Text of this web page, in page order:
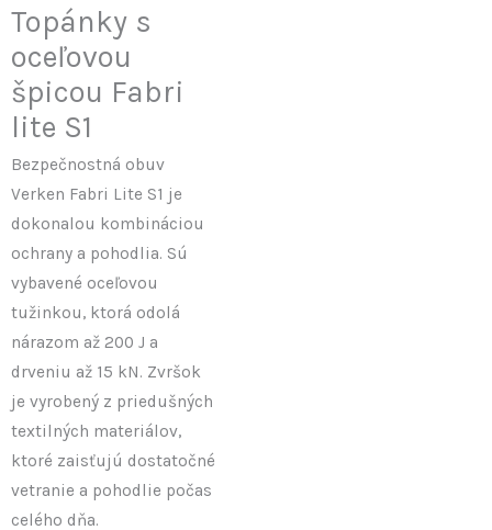
Topánky s
oceľovou
špicou Fabri
lite S1
Bezpečnostná obuv
Verken Fabri Lite S1 je
dokonalou kombináciou
ochrany a pohodlia. Sú
vybavené oceľovou
tužinkou, ktorá odolá
nárazom až 200 J a
drveniu až 15 kN. Zvršok
je vyrobený z priedušných
textilných materiálov,
ktoré zaisťujú dostatočné
vetranie a pohodlie počas
celého dňa.